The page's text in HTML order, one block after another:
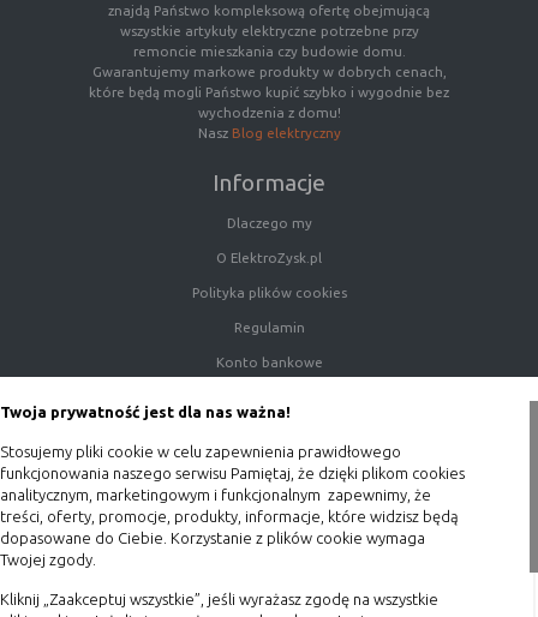
Twoja prywatność jest dla nas ważna!
Stosujemy pliki cookie w celu zapewnienia prawidłowego
funkcjonowania naszego serwisu Pamiętaj, że dzięki plikom cookies
analitycznym, marketingowym i funkcjonalnym zapewnimy, że
treści, oferty, promocje, produkty, informacje, które widzisz będą
dopasowane do Ciebie. Korzystanie z plików cookie wymaga
Twojej zgody.
Kliknij „Zaakceptuj wszystkie”, jeśli wyrażasz zgodę na wszystkie
znajdą Państwo kompleksową ofertę obejmującą
wszystkie artykuły elektryczne potrzebne przy
remoncie mieszkania czy budowie domu.
Gwarantujemy markowe produkty w dobrych cenach,
które będą mogli Państwo kupić szybko i wygodnie bez
wychodzenia z domu!
Nasz Blog elektryczny
Informacje
Dlaczego my
O ElektroZysk.pl
Polityka plików cookies
Regulamin
Konto bankowe
Blog
Zakupy
Terminy realizacji